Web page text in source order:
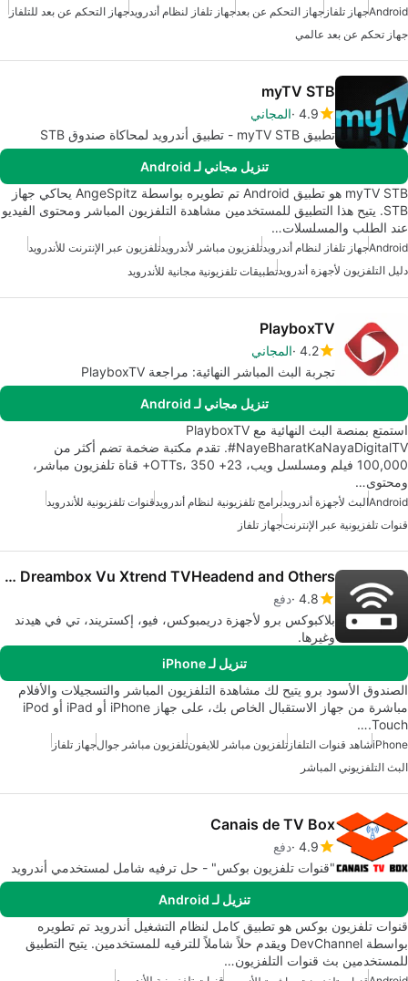
Androidجهاز تلفاز جهاز التحكم عن بعدجهاز تلفاز لنظام أندرويدجهاز التحكم عن بعد للتلفاز
جهاز تحكم عن بعد عالمي
myTV STB
4.9 المجاني
تطبيق myTV STB - تطبيق أندرويد لمحاكاة صندوق STB
تنزيل مجاني لـ Android
myTV STB هو تطبيق Android تم تطويره بواسطة AngeSpitz يحاكي جهاز
STB. يتيح هذا التطبيق للمستخدمين مشاهدة التلفزيون المباشر ومحتوى الفيديو
عند الطلب والمسلسلات…
Androidجهاز تلفاز لنظام أندرويدتلفزيون مباشر لأندرويدتلفزيون عبر الإنترنت للأندرويد
دليل التلفزيون لأجهزة أندرويدتطبيقات تلفزيونية مجانية للأندرويد
PlayboxTV
4.2 المجاني
تجربة البث المباشر النهائية: مراجعة PlayboxTV
تنزيل مجاني لـ Android
استمتع بمنصة البث النهائية مع PlayboxTV
#NayeBharatKaNayaDigitalTV. تقدم مكتبة ضخمة تضم أكثر من
100,000 فيلم ومسلسل ويب، 23+ OTTs، 350+ قناة تلفزيون مباشر،
ومحتوى…
Androidالبث لأجهزة أندرويدبرامج تلفزيونية لنظام أندرويدقنوات تلفزيونية للأندرويد
قنوات تلفزيونية عبر الإنترنتجهاز تلفاز
Blackbox Pro for Dreambox Vu Xtrend TVHeadend and Others
4.8 دفع
بلاكبوكس برو لأجهزة دريمبوكس، فيو، إكستريند، تي في هيدند
وغيرها.
تنزيل لـ iPhone
الصندوق الأسود برو يتيح لك مشاهدة التلفزيون المباشر والتسجيلات والأفلام
مباشرة من جهاز الاستقبال الخاص بك، على جهاز iPhone أو iPad أو iPod
Touch.…
iPhoneشاهد قنوات التلفاز تلفزيون مباشر للايفونتلفزيون مباشر جوالجهاز تلفاز
البث التلفزيوني المباشر
Canais de TV Box
4.9 دفع
"قنوات تلفزيون بوكس" - حل ترفيه شامل لمستخدمي أندرويد
تنزيل لـ Android
قنوات تلفزيون بوكس هو تطبيق كامل لنظام التشغيل أندرويد تم تطويره
بواسطة DevChannel ويقدم حلاً شاملاً للترفيه للمستخدمين. يتيح التطبيق
للمستخدمين بث قنوات التلفزيون…